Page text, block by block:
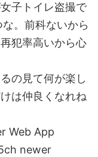
子トイレ盗撮で
。前科ないから
犯率高いから心
の見て何が楽し
は仲良くなれね
Web App
newer